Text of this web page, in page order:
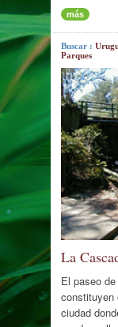
más
Buscar :
Parques
La
El paseo
constituyen
ciudad